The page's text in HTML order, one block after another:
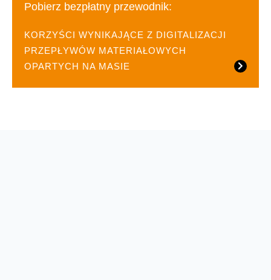
Pobierz bezpłatny przewodnik:
KORZYŚCI WYNIKAJĄCE Z DIGITALIZACJI
PRZEPŁYWÓW MATERIAŁOWYCH
OPARTYCH NA MASIE